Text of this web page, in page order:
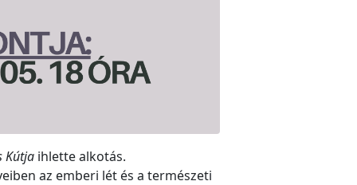
Kútja ihlette alkotás.
az emberi lét és a természeti